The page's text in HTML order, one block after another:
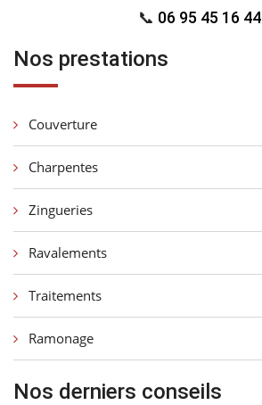
📞 06 95 45 16 44
Nos prestations
Couverture
Charpentes
Zingueries
Ravalements
Traitements
Ramonage
Nos derniers conseils